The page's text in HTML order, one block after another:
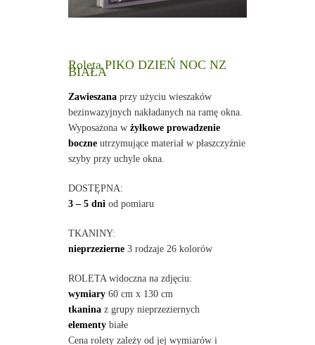
Roleta PIKO DZIEŃ NOC NZ
BIAŁA
Zawieszanaprzy użyciu wieszaków
bezinwazyjnych nakładanych na ramę okna.
Wyposażona w żyłkowe prowadzenie
boczneutrzymujące materiał w płaszczyźnie
szyby przy uchyle okna.
DOSTĘPNA:
3 – 5 dni od pomiaru
TKANINY:
nieprzezierne3 rodzaje 26 kolorów
ROLETA widoczna na zdjęciu:
wymiary60 cm x 130 cm
tkaninaz grupy nieprzeziernych
elementybiałe
Cena rolety zależy od jej wymiarów i